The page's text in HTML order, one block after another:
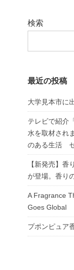
検索
最近の投稿
大学見本市に
テレビで紹介
水を取材され
のある生活
【新発売】香
が登場。香り
A Fragrance
Goes Global
プポンピュア